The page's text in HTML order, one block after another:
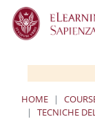
Skip to main content
HOME
TECNICHE